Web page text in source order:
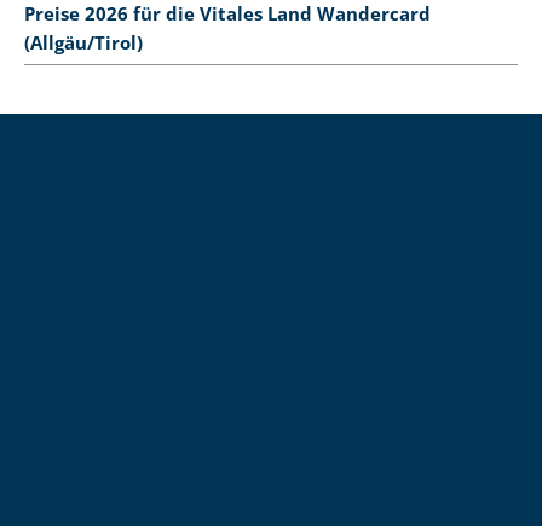
Preise 2026 für die Vitales Land Wandercard
(Allgäu/Tirol)